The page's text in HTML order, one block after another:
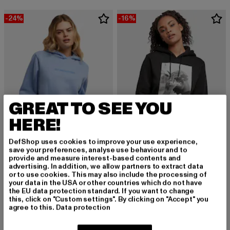
-24%
MISS TEE
Just Another EMB Fluffy Hoody
37,99 EUR
Derzeitiger Preis: 37,99 EUR
49,99 EURAktionspreis: 49,99 EUR
-16%
MERCHCODE
Ladies 2pac F*ck The World
41,99 EUR
Derzeitiger Preis: 41,99 EUR
49,99 EURAktionspreis:
GREAT TO SEE YOU
HERE!
DefShop uses cookies to improve your use experience,
save your preferences, analyse use behaviour and to
provide and measure interest-based contents and
advertising. In addition, we allow partners to extract data
or to use cookies. This may also include the processing of
your data in the USA or other countries which do not have
the EU data protection standard. If you want to change
this, click on "Custom settings". By clicking on "Accept" you
agree to this. Data protection